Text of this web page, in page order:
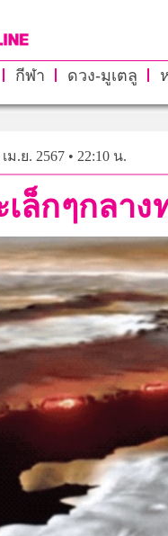
กีฬา ดวง-มูเตลู
เม.ย. 2567 • 22:10 น.
ล็กๆกลา